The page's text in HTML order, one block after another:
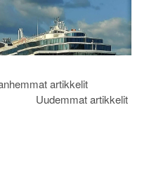
artikkelit
Uudemmat artikkelit